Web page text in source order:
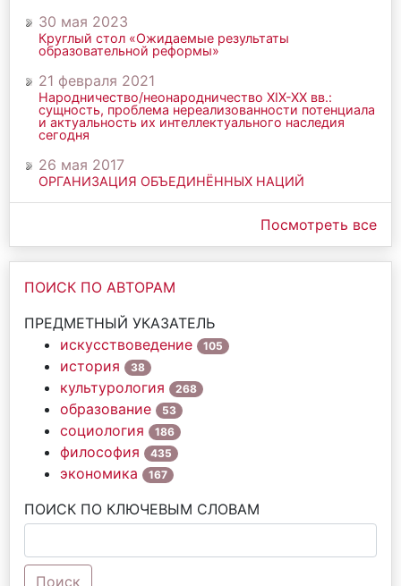
30 мая 2023
Круглый стол «Ожидаемые результаты
образовательной реформы»
21 февраля 2021
Народничество/неонародничество ХIХ-ХХ вв.:
сущность, проблема нереализованности потенциала
и актуальность их интеллектуального наследия
сегодня
26 мая 2017
ОРГАНИЗАЦИЯ ОБЪЕДИНЁННЫХ НАЦИЙ
Посмотреть все
ПОИСК ПО АВТОРАМ
ПРЕДМЕТНЫЙ УКАЗАТЕЛЬ
искусствоведение
105
история 38
культурология 268
образование 53
социология 186
философия 435
экономика 167
ПОИСК ПО КЛЮЧЕВЫМ СЛОВАМ
Поиск